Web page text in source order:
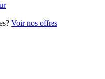
Voir nos offres